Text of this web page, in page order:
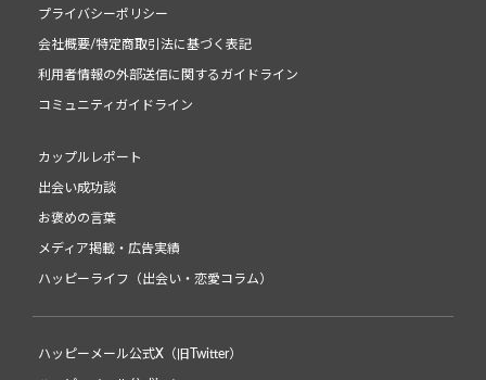
プライバシーポリシー
会社概要/特定商取引法に基づく表記
利用者情報の外部送信に関するガイドライン
コミュニティガイドライン
カップルレポート
出会い成功談
お褒めの言葉
メディア掲載・広告実績
ハッピーライフ（出会い・恋愛コラム）
ハッピーメール公式X（旧Twitter）